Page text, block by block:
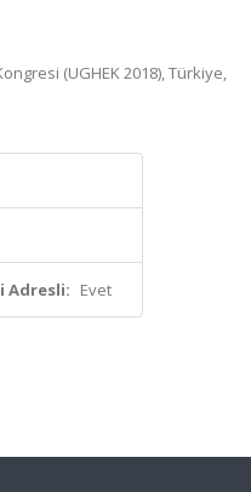
(UGHEK 2018), Türkiye,
Adresli: Evet